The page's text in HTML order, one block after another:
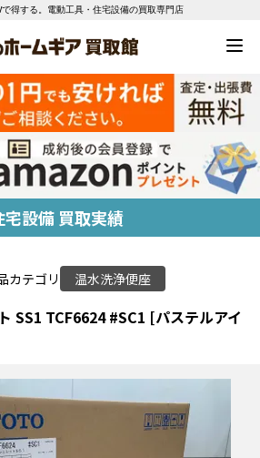
得する。電動工具・住宅設備の買取専門店
宅設備 買取実績
カテゴリ 温水洗浄便座
SS1 TCF6624 #SC1 [パステルアイ